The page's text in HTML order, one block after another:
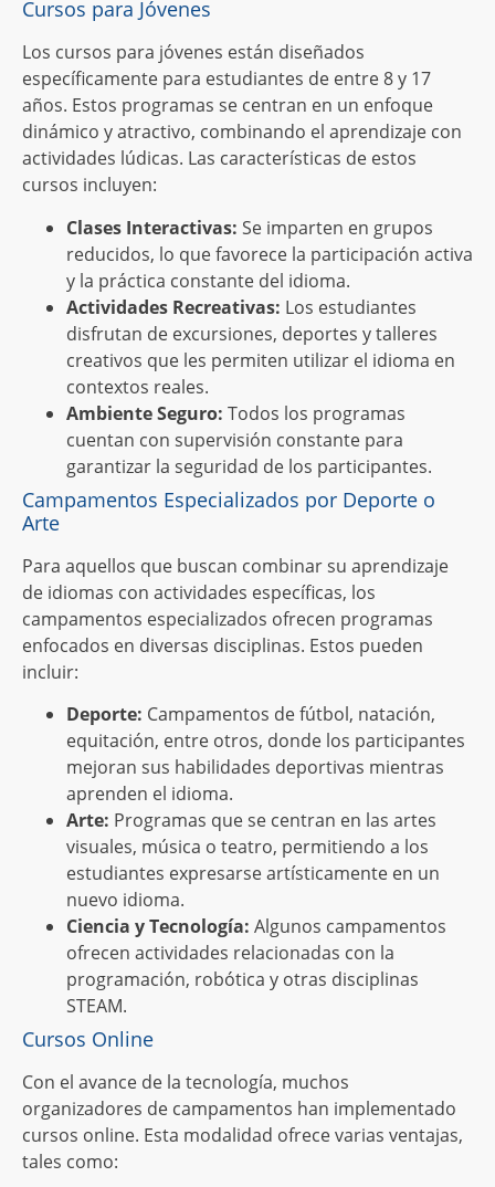
Cursos para Jóvenes
Los cursos para jóvenes están diseñados
específicamente para estudiantes de entre 8 y 17
años. Estos programas se centran en un enfoque
dinámico y atractivo, combinando el aprendizaje con
actividades lúdicas. Las características de estos
cursos incluyen:
Clases Interactivas: Se imparten en grupos
reducidos, lo que favorece la participación activa
y la práctica constante del idioma.
Actividades Recreativas: Los estudiantes
disfrutan de excursiones, deportes y talleres
creativos que les permiten utilizar el idioma en
contextos reales.
Ambiente Seguro: Todos los programas
cuentan con supervisión constante para
garantizar la seguridad de los participantes.
Campamentos Especializados por Deporte o
Arte
Para aquellos que buscan combinar su aprendizaje
de idiomas con actividades específicas, los
campamentos especializados ofrecen programas
enfocados en diversas disciplinas. Estos pueden
incluir:
Deporte: Campamentos de fútbol, natación,
equitación, entre otros, donde los participantes
mejoran sus habilidades deportivas mientras
aprenden el idioma.
Arte: Programas que se centran en las artes
visuales, música o teatro, permitiendo a los
estudiantes expresarse artísticamente en un
nuevo idioma.
Ciencia y Tecnología: Algunos campamentos
ofrecen actividades relacionadas con la
programación, robótica y otras disciplinas
STEAM.
Cursos Online
Con el avance de la tecnología, muchos
organizadores de campamentos han implementado
cursos online. Esta modalidad ofrece varias ventajas,
tales como: